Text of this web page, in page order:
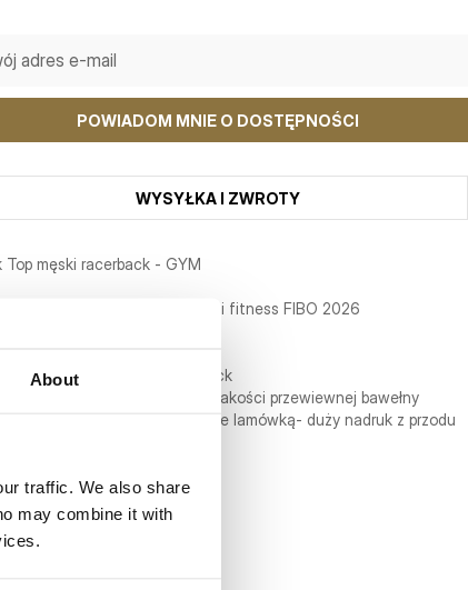
About
traffic. We also share
may combine it with
POWIADOM MNIE O DOSTĘPNOŚCI
WYSYŁKA I ZWROTY
Top męski racerback - GYM
seria stworzona na targi fitness FIBO 2026
na plecach typu racerback
Top wykonany z najwyższej jakości przewiewnej bawełny
oraz otwory na ręce obszyte lamówką- duży nadruk z przodu